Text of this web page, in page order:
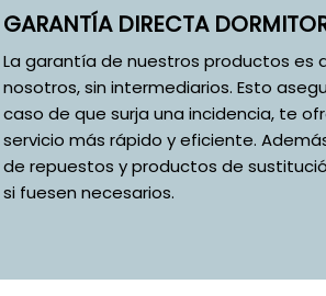
GARANTÍA DIRECTA
La garantía de nuestros productos es
nosotros, sin intermediarios. Esto
caso de que surja una incidencia, te
servicio más rápido y eficiente.
de repuestos y productos de
si fuesen necesarios.